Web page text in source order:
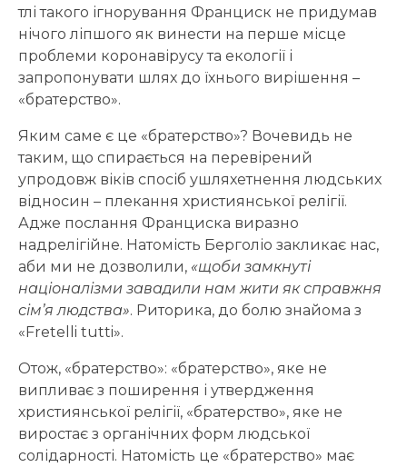
тлі такого ігнорування Франциск не придумав
нічого ліпшого як винести на перше місце
проблеми коронавірусу та екології і
запропонувати шлях до їхнього вирішення –
«братерство».
Яким саме є це «братерство»? Вочевидь не
таким, що спирається на перевірений
упродовж віків спосіб ушляхетнення людських
відносин – плекання християнської релігії.
Адже послання Франциска виразно
надрелігійне. Натомість Берголіо закликає нас,
аби ми не дозволили, «щоби замкнуті
націоналізми завадили нам жити як справжня
сім’я людства». Риторика, до болю знайома з
«Fretelli tutti».
Отож, «братерство»: «братерство», яке не
випливає з поширення і утвердження
християнської релігії, «братерство», яке не
виростає з органічних форм людської
солідарності. Натомість це «братерство» має